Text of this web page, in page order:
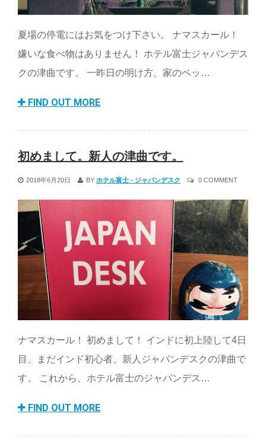
夏場の停電にはお気をつけ下さい。 ナマスカール！
嫌いな食べ物はありません！ ホテル富士ジャパンデス
クの津曲です。 一昨日の明け方、家のベッ…
FIND OUT MORE
初めまして。新人の津曲です。
2018年6月20日 BY ホテル富士 - ジャパンデスク 0 COMMENT
ナマスカール！ 初めまして！ インドに初上陸して4日
目、まだインド初心者、新人ジャパンデスクの津曲で
す。 これから、ホテル富士のジャパンデス…
FIND OUT MORE